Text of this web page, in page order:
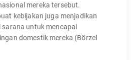
mereka tersebut.
kebijakan juga menjadikan
sarana untuk mencapai
domestik mereka (Börzel